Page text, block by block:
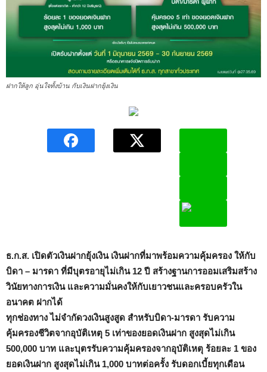
ฝากให้ลูก อุ่นใจทั้งบ้าน กับเงินฝากยุ้งเงิน
ธ.ก.ส. เปิดตัวเงินฝากยุ้งเงิน เงินฝากที่มาพร้อมความคุ้มครอง ให้กับ
บิดา – มารดา ที่มีบุตรอายุไม่เกิน 12 ปี สร้างฐานการออมเสริมสร้าง
วินัยทางการเงิน และความมั่นคงให้กับเยาวชนและครอบครัวใน
อนาคต ฝากได้
ทุกช่องทาง ไม่จำกัดวงเงินสูงสูด สำหรับบิดา-มารดา รับความ
คุ้มครองชีวิตจากอุบัติเหตุ 5 เท่าของยอดเงินฝาก สูงสุดไม่เกิน
500,000 บาท และบุตรรับความคุ้มครองจากอุบัติเหตุ ร้อยละ 1 ของ
ยอดเงินฝาก สูงสุดไม่เกิน 1,000 บาทต่อครั้ง รับดอกเบี้ยทุกเดือน